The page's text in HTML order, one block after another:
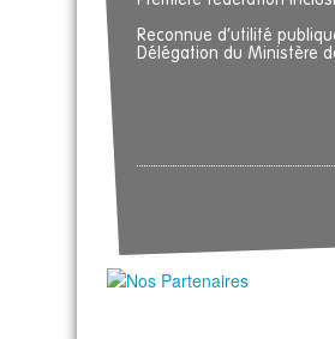
Reconnue d’utilité
Délégation du Ministère